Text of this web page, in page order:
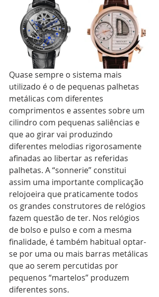
Quase sempre o sistema mais
utilizado é o de pequenas palhetas
metálicas com diferentes
comprimentos e assentes sobre um
cilindro com pequenas saliências e
que ao girar vai produzindo
diferentes melodias rigorosamente
afinadas ao libertar as referidas
palhetas. A “sonnerie” constitui
assim uma importante complicação
relojoeira que praticamente todos
os grandes construtores de relógios
fazem questão de ter. Nos relógios
de bolso e pulso e com a mesma
finalidade, é também habitual optar-
se por uma ou mais barras metálicas
que ao serem percutidas por
pequenos “martelos” produzem
diferentes sons.